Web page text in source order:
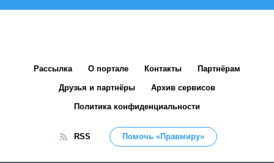
Рассылка О портале Контакты Партнёрам
Друзья и партнёры Архив сервисов
Политика конфиденциальности
RSS Помочь «Правмиру»